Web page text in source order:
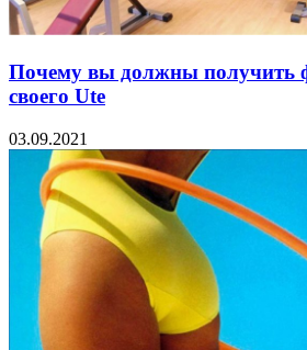
Почему вы должны получить
своего Ute
03.09.2021